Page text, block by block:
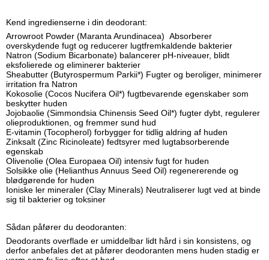
Kend ingredienserne i din deodorant:
Arrowroot Powder (Maranta Arundinacea) Absorberer
overskydende fugt og reducerer lugtfremkaldende bakterier
Natron (Sodium Bicarbonate) balancerer pH-niveauer, blidt
eksfolierede og eliminerer bakterier
Sheabutter (Butyrospermum Parkii*) Fugter og beroliger, minimerer
irritation fra Natron
Kokosolie (Cocos Nucifera Oil*) fugtbevarende egenskaber som
beskytter huden
Jojobaolie (Simmondsia Chinensis Seed Oil*) fugter dybt, regulerer
olieproduktionen, og fremmer sund hud
E-vitamin (Tocopherol) forbygger for tidlig aldring af huden
Zinksalt (Zinc Ricinoleate) fedtsyrer med lugtabsorberende
egenskab
Olivenolie (Olea Europaea Oil) intensiv fugt for huden
Solsikke olie (Helianthus Annuus Seed Oil) regenererende og
blødgørende for huden
Ioniske ler mineraler (Clay Minerals) Neutraliserer lugt ved at binde
sig til bakterier og toksiner
Sådan påfører du deodoranten:
Deodorants overflade er umiddelbar lidt hård i sin konsistens, og
derfor anbefales det at påfører deodoranten mens huden stadig er